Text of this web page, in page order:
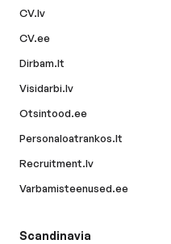
CV.lv
CV.ee
Dirbam.lt
Visidarbi.lv
Otsintood.ee
Personaloatrankos.lt
Recruitment.lv
Varbamisteenused.ee
Scandinavia